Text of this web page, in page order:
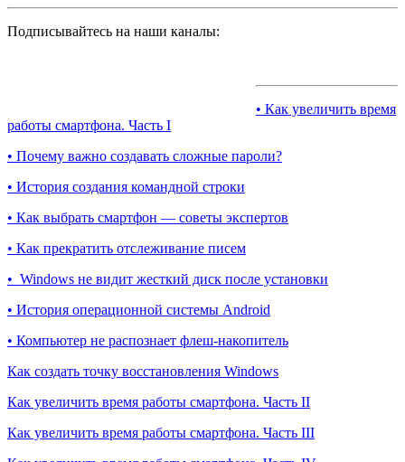
Подписывайтесь на наши каналы:
• Как увеличить время
работы смартфона. Часть I
• Почему важно создавать сложные пароли?
• История создания командной строки
• Как выбрать смартфон — советы экспертов
• Как прекратить отслеживание писем
• Windows не видит жесткий диск после установки
• История операционной системы Android
• Компьютер не распознает флеш-накопитель
Как создать точку восстановления Windows
Как увеличить время работы смартфона. Часть II
Как увеличить время работы смартфона. Часть III